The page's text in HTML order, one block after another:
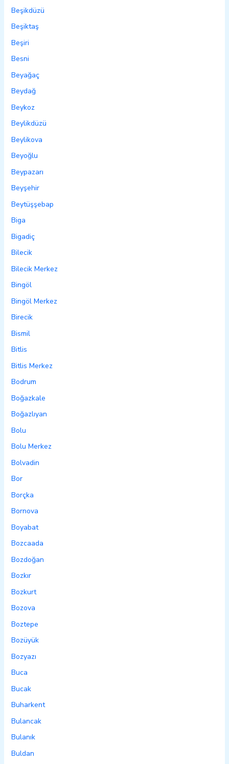
Beşikdüzü
Beşiktaş
Beşiri
Besni
Beyağaç
Beydağ
Beykoz
Beylikdüzü
Beylikova
Beyoğlu
Beypazarı
Beyşehir
Beytüşşebap
Biga
Bigadiç
Bilecik
Bilecik Merkez
Bingöl
Bingöl Merkez
Birecik
Bismil
Bitlis
Bitlis Merkez
Bodrum
Boğazkale
Boğazlıyan
Bolu
Bolu Merkez
Bolvadin
Bor
Borçka
Bornova
Boyabat
Bozcaada
Bozdoğan
Bozkır
Bozkurt
Bozova
Boztepe
Bozüyük
Bozyazı
Buca
Bucak
Buharkent
Bulancak
Bulanık
Buldan